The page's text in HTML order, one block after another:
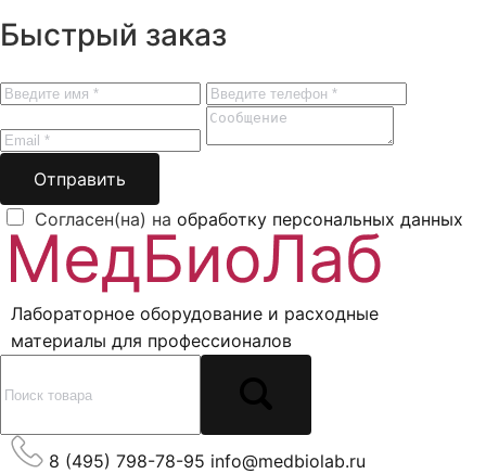
Быстрый заказ
Отправить
Согласен(на) на обработку персональных данных
Лабораторное оборудование и расходные
материалы для профессионалов
8 (495) 798-78-95 info@medbiolab.ru